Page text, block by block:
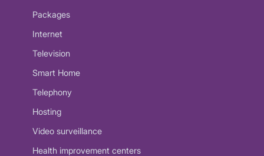
Packages
Internet
Television
Smart Home
Telephony
Hosting
Video surveillance
Health improvement centers